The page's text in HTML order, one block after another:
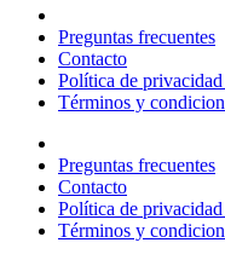
Preguntas frecuentes
Contacto
Política de
Términos y
Preguntas frecuentes
Contacto
Política de
Términos y